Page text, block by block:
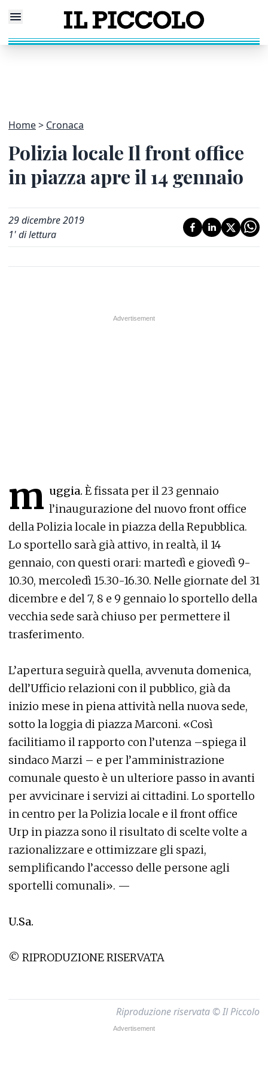
Home Cronaca
Polizia locale Il front office
in piazza apre il 14 gennaio
29 dicembre 2019
1' di lettura
m uggia. È fissata per il 23 gennaio
l’inaugurazione del nuovo front office
della Polizia locale in piazza della Repubblica.
Lo sportello sarà già attivo, in realtà, il 14
gennaio, con questi orari: martedì e giovedì 9-
10.30, mercoledì 15.30-16.30. Nelle giornate del 31
dicembre e del 7, 8 e 9 gennaio lo sportello della
vecchia sede sarà chiuso per permettere il
trasferimento.
L’apertura seguirà quella, avvenuta domenica,
dell’Ufficio relazioni con il pubblico, già da
inizio mese in piena attività nella nuova sede,
sotto la loggia di piazza Marconi. «Così
facilitiamo il rapporto con l’utenza –spiega il
sindaco Marzi – e per l’amministrazione
comunale questo è un ulteriore passo in avanti
per avvicinare i servizi ai cittadini. Lo sportello
in centro per la Polizia locale e il front office
Urp in piazza sono il risultato di scelte volte a
razionalizzare e ottimizzare gli spazi,
semplificando l’accesso delle persone agli
sportelli comunali». —
U.Sa.
© RIPRODUZIONE RISERVATA
Riproduzione riservata © Il Piccolo